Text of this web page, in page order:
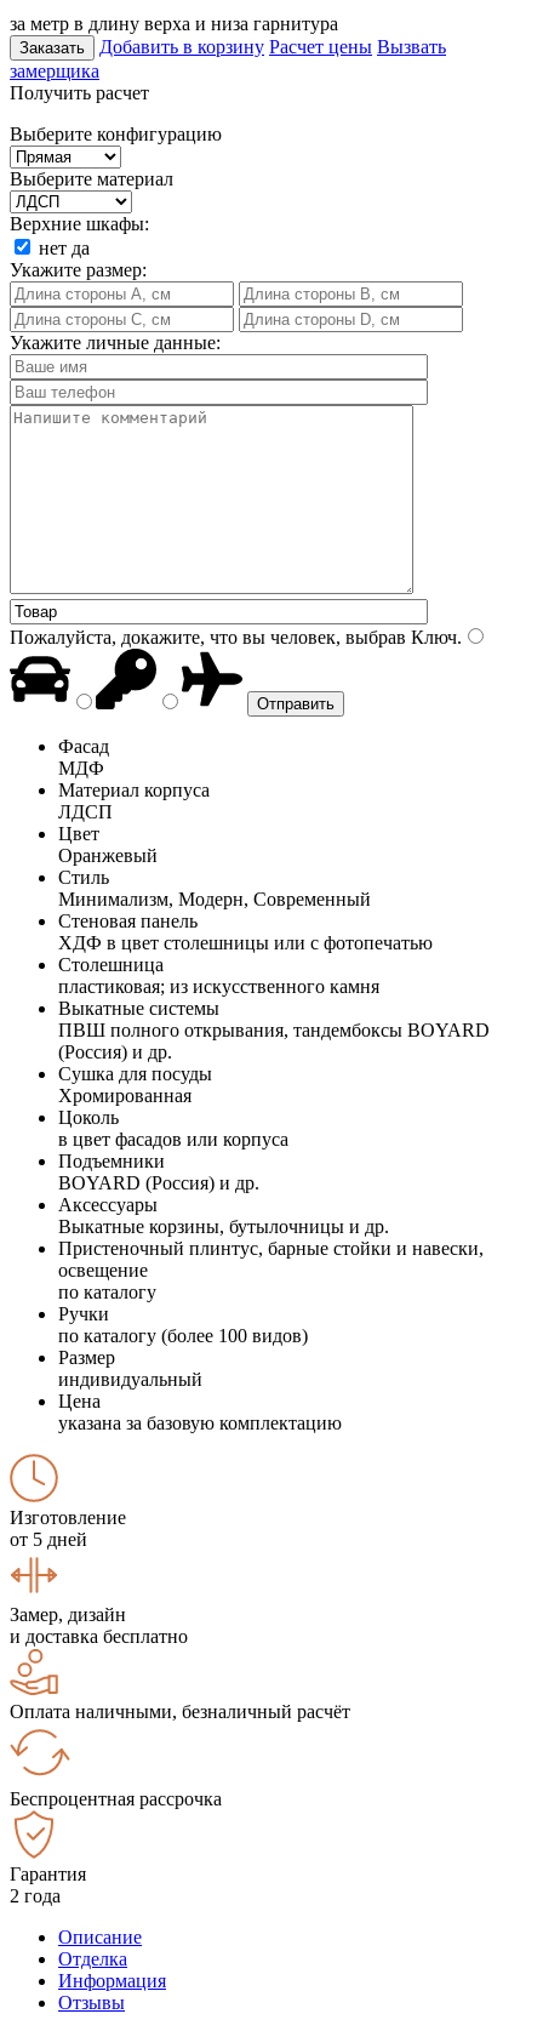
за метр в длину верха и низа гарнитура
Заказать Добавить в корзину Расчет цены Вызвать
замерщика
Получить расчет
Выберите конфигурацию
Выберите материал
Верхние шкафы:
нет да
Укажите размер:
Укажите личные данные:
Пожалуйста, докажите, что вы человек, выбрав Ключ.
Фасад
МДФ
Материал корпуса
ЛДСП
Цвет
Оранжевый
Стиль
Минимализм, Модерн, Современный
Стеновая панель
ХДФ в цвет столешницы или с фотопечатью
Столешница
пластиковая; из искусственного камня
Выкатные системы
ПВШ полного открывания, тандембоксы BOYARD
(Россия) и др.
Сушка для посуды
Хромированная
Цоколь
в цвет фасадов или корпуса
Подъемники
BOYARD (Россия) и др.
Аксессуары
Выкатные корзины, бутылочницы и др.
Пристеночный плинтус, барные стойки и навески,
освещение
по каталогу
Ручки
по каталогу (более 100 видов)
Размер
индивидуальный
Цена
указана за базовую комплектацию
Изготовление
от 5 дней
Замер, дизайн
и доставка бесплатно
Оплата наличными, безналичный расчёт
Беспроцентная рассрочка
Гарантия
2 года
Описание
Отделка
Информация
Отзывы